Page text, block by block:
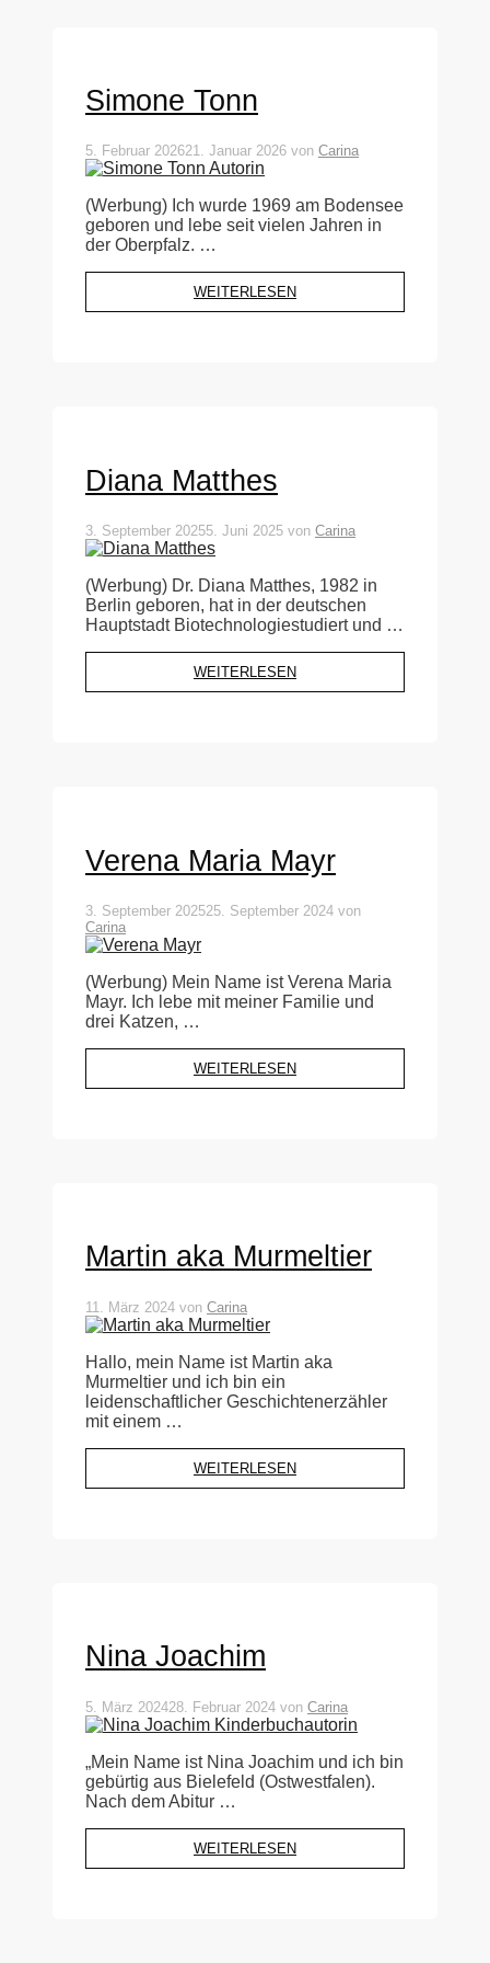
Simone Tonn
5. Februar 202621. Januar 2026 von Carina
(Werbung) Ich wurde 1969 am Bodensee
geboren und lebe seit vielen Jahren in
der Oberpfalz. …
WEITERLESEN
Diana Matthes
3. September 20255. Juni 2025 von Carina
(Werbung) Dr. Diana Matthes, 1982 in
Berlin geboren, hat in der deutschen
Hauptstadt Biotechnologiestudiert und …
WEITERLESEN
Verena Maria Mayr
3. September 202525. September 2024 von
Carina
(Werbung) Mein Name ist Verena Maria
Mayr. Ich lebe mit meiner Familie und
drei Katzen, …
WEITERLESEN
Martin aka Murmeltier
11. März 2024 von Carina
Hallo, mein Name ist Martin aka
Murmeltier und ich bin ein
leidenschaftlicher Geschichtenerzähler
mit einem …
WEITERLESEN
Nina Joachim
5. März 202428. Februar 2024 von Carina
„Mein Name ist Nina Joachim und ich bin
gebürtig aus Bielefeld (Ostwestfalen).
Nach dem Abitur …
WEITERLESEN